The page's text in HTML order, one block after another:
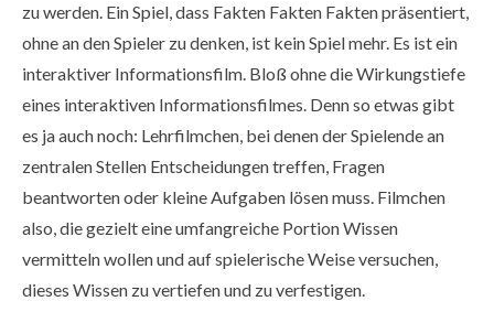
zu werden. Ein Spiel, dass Fakten Fakten Fakten präsentiert,
ohne an den Spieler zu denken, ist kein Spiel mehr. Es ist ein
interaktiver Informationsfilm. Bloß ohne die Wirkungstiefe
eines interaktiven Informationsfilmes. Denn so etwas gibt
es ja auch noch: Lehrfilmchen, bei denen der Spielende an
zentralen Stellen Entscheidungen treffen, Fragen
beantworten oder kleine Aufgaben lösen muss. Filmchen
also, die gezielt eine umfangreiche Portion Wissen
vermitteln wollen und auf spielerische Weise versuchen,
dieses Wissen zu vertiefen und zu verfestigen.